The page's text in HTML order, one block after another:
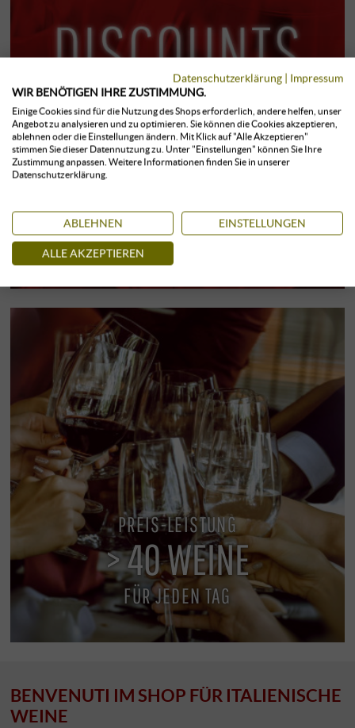
PREIS-LEISTUNG
> 40 WEINE
FÜR JEDEN TAG
BENVENUTI IM SHOP FÜR ITALIENISCHE
WEINE
Datenschutzerklärung | Impressum
WIR BENÖTIGEN IHRE ZUSTIMMUNG.
Einige Cookies sind für die Nutzung des Shops erforderlich, andere helfen, unser
Angebot zu analysieren und zu optimieren. Sie können die Cookies akzeptieren,
ablehnen oder die Einstellungen ändern. Mit Klick auf "Alle Akzeptieren"
stimmen Sie dieser Datennutzung zu. Unter "Einstellungen" können Sie Ihre
Zustimmung anpassen. Weitere Informationen finden Sie in unserer
Datenschutzerklärung.
ABLEHNEN EINSTELLUNGEN
ALLE AKZEPTIEREN